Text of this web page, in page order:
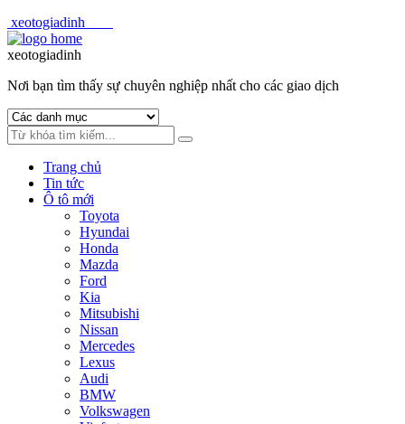
xeotogiadinh
Skip
to
Skip
to
xeotogiadinh
Nơi bạn tìm thấy sự chuyên nghiệp nhất cho các giao dịch
Trang chủ
Tin tức
Ô tô mới
Toyota
Hyundai
Honda
Mazda
Ford
Kia
Mitsubishi
Nissan
Mercedes
Lexus
Audi
BMW
Volkswagen